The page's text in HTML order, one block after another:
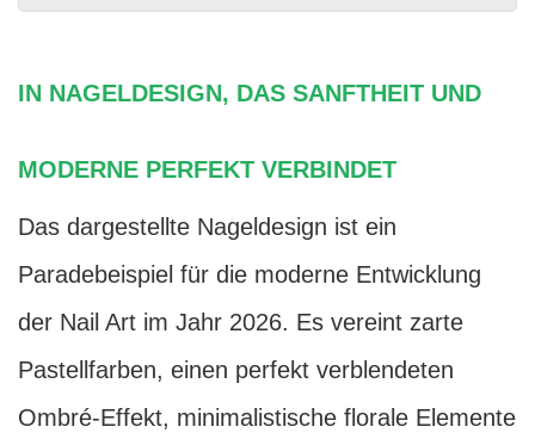
IN NAGELDESIGN, DAS SANFTHEIT UND
MODERNE PERFEKT VERBINDET
Das dargestellte Nageldesign ist ein
Paradebeispiel für die moderne Entwicklung
der Nail Art im Jahr 2026. Es vereint zarte
Pastellfarben, einen perfekt verblendeten
Ombré-Effekt, minimalistische florale Elemente